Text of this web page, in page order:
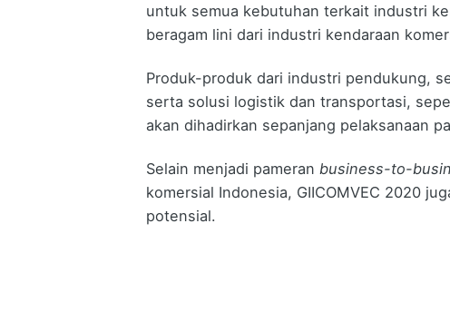
untuk semua kebutuhan terkait industri
beragam lini dari industri kendaraan
Produk-produk dari industri pendukung,
serta solusi logistik dan transportasi,
akan dihadirkan sepanjang pelaksanaan
Selain menjadi pameranbusiness-to-
komersial Indonesia, GIICOMVEC 2020
potensial.